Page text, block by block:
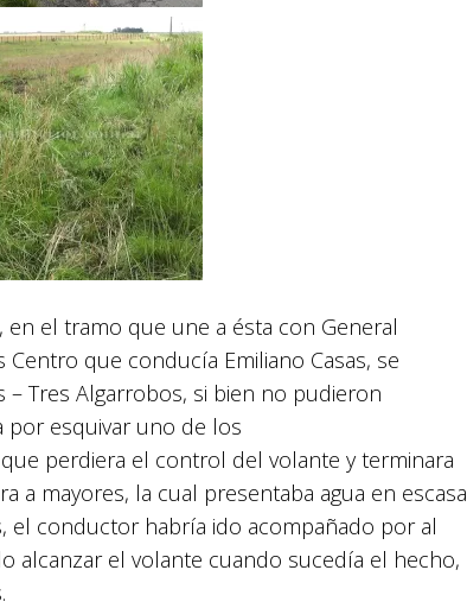
el tramo que une a ésta con General
Centro que conducía Emiliano Casas, se
Tres Algarrobos, si bien no pudieron
por esquivar uno de los
perdiera el control del volante y terminara
a mayores, la cual presentaba agua en escasa
el conductor habría ido acompañado por al
alcanzar el volante cuando sucedía el hecho,